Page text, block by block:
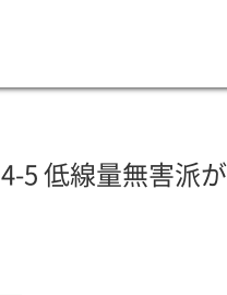
4-5 低線量無害派